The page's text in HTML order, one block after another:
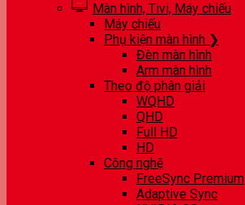
Màn hình, Tivi, Máy chiếu
Máy chiếu
Phụ kiện màn hình ❯
Đèn màn hình
Arm màn hình
Theo độ phân giải
WQHD
QHD
Full HD
HD
Công nghệ
FreeSync Premium
Adaptive Sync